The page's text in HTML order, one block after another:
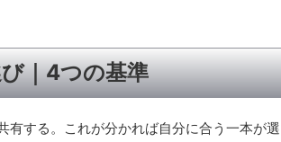
｜4つの基準
有する。これが分かれば自分に合う一本が選